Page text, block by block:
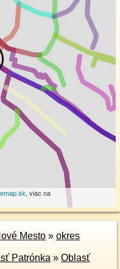
, viac na
Mesto » okres
Patrónka » Oblasť